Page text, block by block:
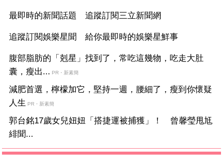
最即時的新聞話題 追蹤訂閱三立新聞網
追蹤訂閱娛樂星聞 給你最即時的娛樂星鮮事
腹部脂肪的「剋星」找到了，常吃這幾物，吃走大肚
囊，瘦出... PR・新素簡
減肥首選，檸檬加它，堅持一週，腰細了，瘦到你懷疑
人生 PR・新素簡
郭台銘17歲女兒妞妞「搭捷運被捕獲」！ 曾馨瑩甩尪
緋聞...